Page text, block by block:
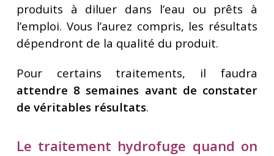
produits à diluer dans l’eau ou prêts à
l’emploi. Vous l’aurez compris, les résultats
dépendront de la qualité du produit.
Pour certains traitements, il faudra
attendre 8 semaines avant de constater
de véritables résultats.
Le traitement hydrofuge quand on